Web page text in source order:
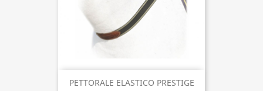
PETTORALE ELASTICO PRESTIGE